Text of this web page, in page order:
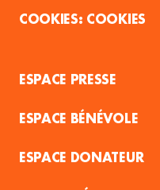
COOKIES
ESPACE PRESSE
ESPACE BÉNÉVOLE
ESPACE DONATEUR